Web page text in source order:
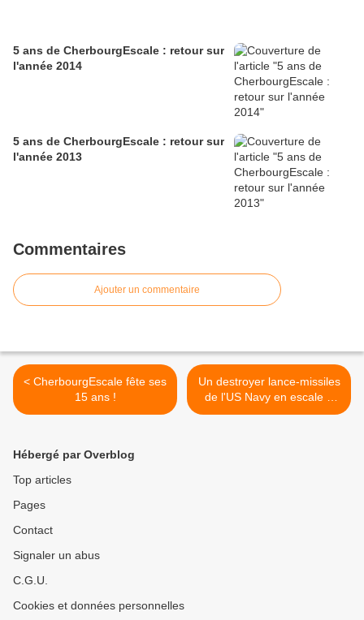
5 ans de CherbourgEscale : retour sur
l'année 2014
5 ans de CherbourgEscale : retour sur
l'année 2013
Commentaires
Ajouter un commentaire
< CherbourgEscale fête ses
15 ans !
Un destroyer lance-missiles
de l'US Navy en escale à
Cherbourg >
Hébergé par Overblog
Top articles
Pages
Contact
Signaler un abus
C.G.U.
Cookies et données personnelles